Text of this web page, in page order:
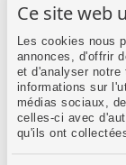
Ce site web
Les cookies nous
annonces, d'offrir
et d'analyser notre
informations sur
médias sociaux,
celles-ci avec
qu'ils ont
Bons de
nos
Tu as
de
cache-t-il
avantages
distinguent-